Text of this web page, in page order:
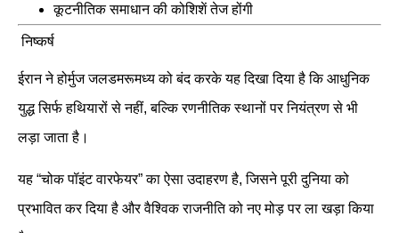
कूटनीतिक समाधान की कोशिशें तेज होंगी
निष्कर्ष
ईरान ने होर्मुज जलडमरूमध्य को बंद करके यह दिखा दिया है कि आधुनिक
युद्ध सिर्फ हथियारों से नहीं, बल्कि रणनीतिक स्थानों पर नियंत्रण से भी
लड़ा जाता है।
यह “चोक पॉइंट वारफेयर” का ऐसा उदाहरण है, जिसने पूरी दुनिया को
प्रभावित कर दिया है और वैश्विक राजनीति को नए मोड़ पर ला खड़ा किया